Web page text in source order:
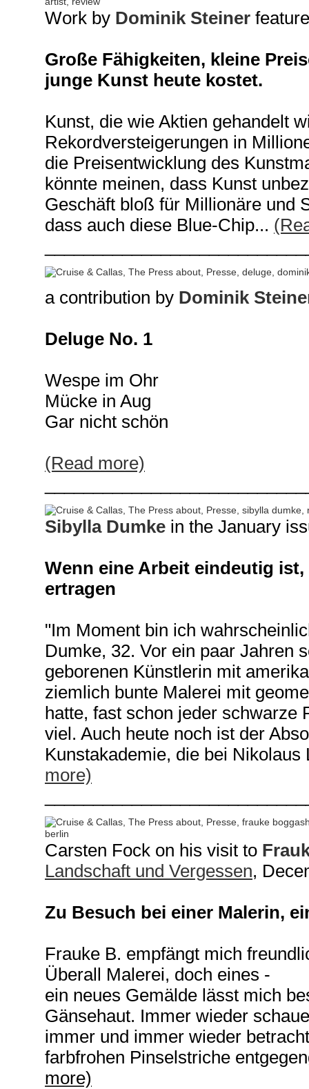
Work by Dominik Steiner
Große Fähigkeiten, kleine
junge Kunst heute kostet.
Kunst, die wie Aktien gehandelt
Rekordversteigerungen in
die Preisentwicklung des
könnte meinen, dass Kunst
Geschäft bloß für Millionäre und
dass auch diese Blue-Chip...
a contribution by Dominik
Deluge No. 1
Wespe im Ohr
Mücke in Aug
Gar nicht schön
(Read more)
Sibylla Dumke in the January
Wenn eine Arbeit eindeutig
ertragen
"Im Moment bin ich
Dumke, 32. Vor ein paar Jahren
geborenen Künstlerin mit
ziemlich bunte Malerei mit
hatte, fast schon jeder schwarze
viel. Auch heute noch ist der
Kunstakademie, die bei
more)
Carsten Fock on his visit to
Landschaft und Vergessen,
Zu Besuch bei einer Malerin,
Frauke B. empfängt mich
Überall Malerei, doch eines -
ein neues Gemälde lässt mich
Gänsehaut. Immer wieder
immer und immer wieder
farbfrohen Pinselstriche
more)